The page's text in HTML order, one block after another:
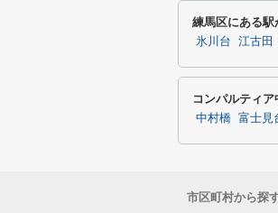
練馬区にある駅
氷川台 江古田
コンパルティ
中村橋 富士見
市区町村から探